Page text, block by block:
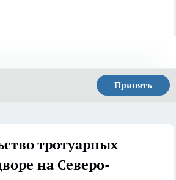
Принять
тротуарных
на Северо-